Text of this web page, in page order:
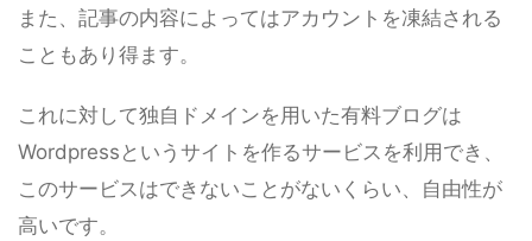
また、記事の内容によってはアカウントを凍結される
こともあり得ます。
これに対して独自ドメインを用いた有料ブログは
Wordpressというサイトを作るサービスを利用でき、
このサービスはできないことがないくらい、自由性が
高いです。